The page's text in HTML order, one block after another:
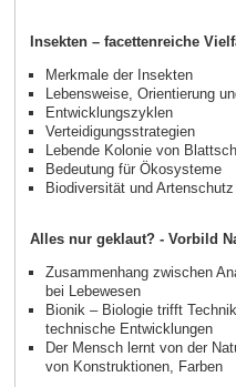
Insekten – facettenreiche
Merkmale der Insekten
Lebensweise, Orientierung
Entwicklungszyklen
Verteidigungsstrategien
Lebende Kolonie von
Bedeutung für Ökosysteme
Biodiversität und Artenschutz
Alles nur geklaut? - Vorbild
Zusammenhang zwischen
bei Lebewesen
Bionik – Biologie trifft
technische Entwicklungen
Der Mensch lernt von der
von Konstruktionen, Farben